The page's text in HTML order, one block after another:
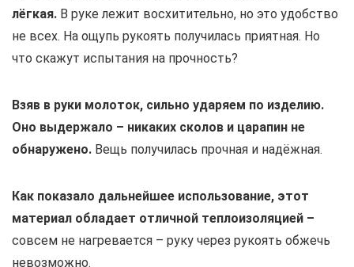
лёгкая. В руке лежит восхитительно, но это удобство
не всех. На ощупь рукоять получилась приятная. Но
что скажут испытания на прочность?
Взяв в руки молоток, сильно ударяем по изделию.
Оно выдержало – никаких сколов и царапин не
обнаружено. Вещь получилась прочная и надёжная.
Как показало дальнейшее использование, этот
материал обладает отличной теплоизоляцией –
совсем не нагревается – руку через рукоять обжечь
невозможно.